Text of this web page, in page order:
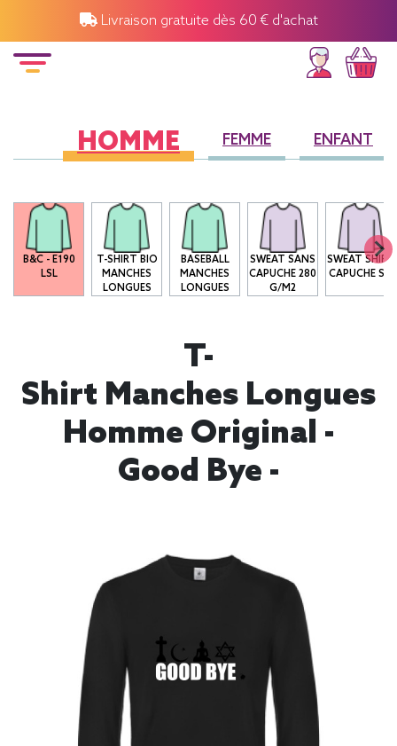
Livraison gratuite dès 60 € d'achat
HOMME FEMME ENFANT
B&C - E190
LSL
T-SHIRT BIO
MANCHES
LONGUES
BASEBALL
MANCHES
LONGUES
SWEAT SANS
CAPUCHE 280
G/M2
SWEAT SHIRT
CAPUCHE SG
T-
Shirt Manches Longues
Homme Original -
Good Bye -